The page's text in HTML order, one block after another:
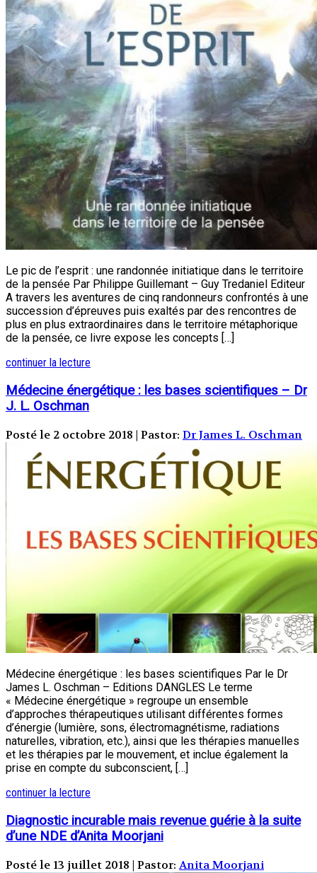
Le pic de l’esprit : une randonnée initiatique dans le territoire
de la pensée Par Philippe Guillemant – Guy Tredaniel Editeur
A travers les aventures de cinq randonneurs confrontés à une
succession d’épreuves puis exaltés par des rencontres de
plus en plus extraordinaires dans le territoire métaphorique
de la pensée, ce livre expose les concepts […]
continuer la lecture
Médecine énergétique : les bases scientifiques – Dr
J. L. Oschman
Posté le 2 octobre 2018 | Pastor: Dr James L. Oschman
Médecine énergétique : les bases scientifiques Par le Dr
James L. Oschman – Editions DANGLES Le terme
« Médecine énergétique » regroupe un ensemble
d’approches thérapeutiques utilisant différentes formes
d’énergie (lumière, sons, électromagnétisme, radiations
naturelles, vibration, etc.), ainsi que les thérapies manuelles
et les thérapies par le mouvement, et inclue également la
prise en compte du subconscient, […]
continuer la lecture
Diagnostic incurable mais revenue guérie à la suite
d’une NDE d’Anita Moorjani
Posté le 13 juillet 2018 | Pastor:Anita Moorjani